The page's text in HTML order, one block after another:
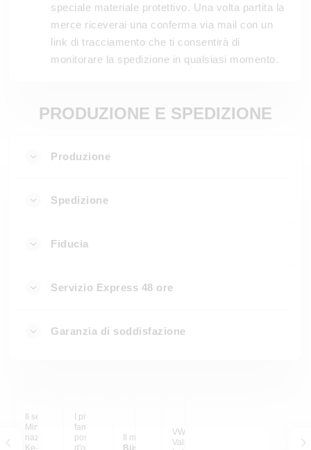
speciale materiale protettivo. Una volta partita la
merce riceverai una conferma via mail con un
link di tracciamento che ti consentirà di
monitorare la spedizione in qualsiasi momento.
PRODUZIONE E SPEDIZIONE
Produzione
Spedizione
Fiducia
Servizio Express 48 ore
Garanzia di soddisfazione
Il sentiero di Ho-Chi-
Minh nel parco
nazionale Phong-Nha-
Ke-Bang, Vietnam.
I più bei ricordi di
famiglia su grandi
poster, un vero colpo
d'occhio nel nostro
Il mio posto felice
Büsra C.
VW Bulli nella Yosemite
Valley